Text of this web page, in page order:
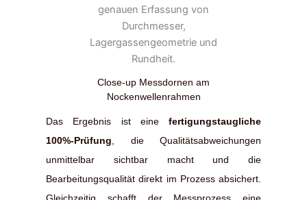
Close-up Messdornen am
Nockenwellenrahmen
Das Ergebnis ist eine fertigungstaugliche
100%-Prüfung , die Qualitätsabweichungen
unmittelbar sichtbar macht und die
Bearbeitungsqualität direkt im Prozess absichert.